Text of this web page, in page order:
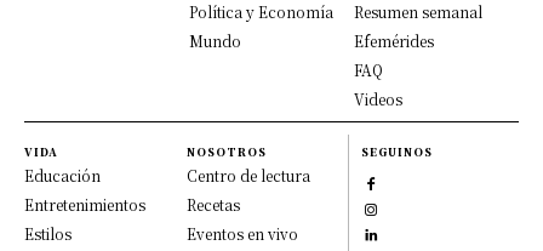
Política y Economía
Mundo
Resumen semanal
Efemérides
FAQ
Videos
VIDA
Educación
Entretenimientos
Estilos
NOSOTROS
Centro de lectura
Recetas
Eventos en vivo
SEGUINOS